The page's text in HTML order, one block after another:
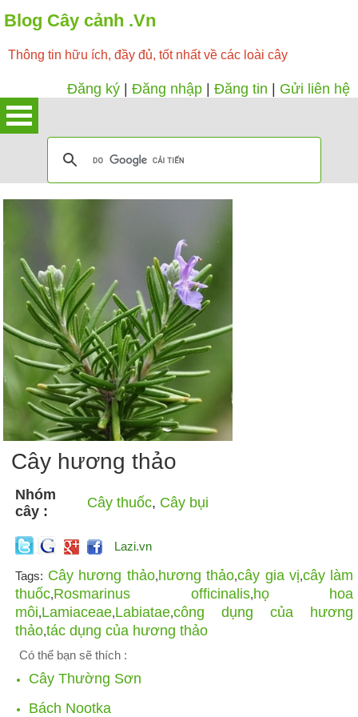
Blog Cây cảnh .Vn
Thông tin hữu ích, đầy đủ, tốt nhất về các loài cây
Đăng ký Đăng nhập Đăng tin Gửi liên hệ
Cây hương thảo
Nhóm
cây :
Cây thuốc, Cây bụi
Lazi.vn
Tags: Cây hương thảo,hương thảo,cây gia vị,cây làm
thuốc,Rosmarinus officinalis,họ hoa
môi,Lamiaceae,Labiatae,công dụng của hương
thảo,tác dụng của hương thảo
Có thể bạn sẽ thích :
Cây Thường Sơn
Bách Nootka